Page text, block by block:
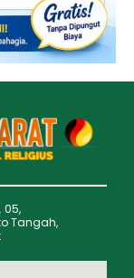
05,
Tangah,